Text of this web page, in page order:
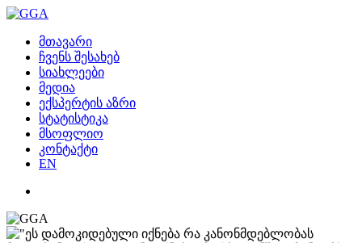
მთავარი
ჩვენს შესახებ
სიახლეები
მედია
ექსპერტის აზრი
სტატისტიკა
მსოფლიო
კონტაქტი
EN